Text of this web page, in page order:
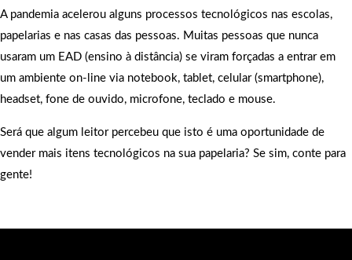
A pandemia acelerou alguns processos tecnológicos nas escolas,
papelarias e nas casas das pessoas. Muitas pessoas que nunca
usaram um EAD (ensino à distância) se viram forçadas a entrar em
um ambiente on-line via notebook, tablet, celular (smartphone),
headset, fone de ouvido, microfone, teclado e mouse.
Será que algum leitor percebeu que isto é uma oportunidade de
vender mais itens tecnológicos na sua papelaria? Se sim, conte para
gente!